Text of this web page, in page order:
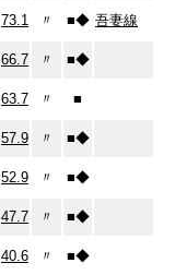
73.1 〃 ■◆ 吾妻線
66.7 〃 ■◆
63.7 〃 ■
57.9 〃 ■◆
52.9 〃 ■◆
47.7 〃 ■◆
40.6 〃 ■◆